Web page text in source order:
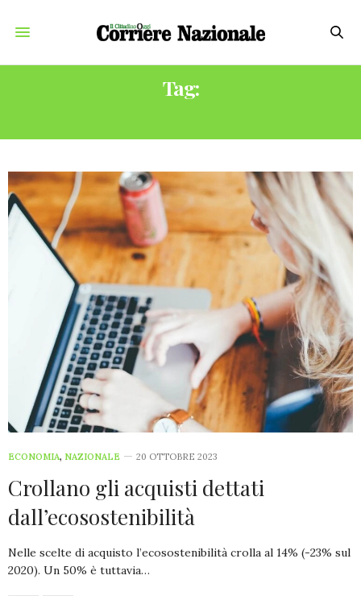
Tag:
ECONOMIA, NAZIONALE 20 OTTOBRE 2023
Crollano gli acquisti dettati
dall’ecosostenibilità
Nelle scelte di acquisto l’ecosostenibilità crolla al 14% (-23% sul
2020). Un 50% è tuttavia…